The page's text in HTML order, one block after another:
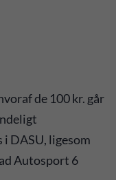
de 100 kr. går
DASU, ligesom
Autosport 6